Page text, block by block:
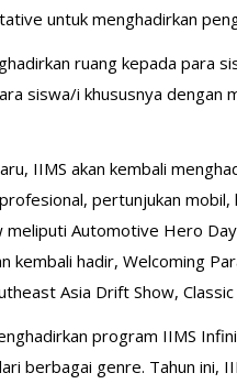
untuk menghadirkan
ruang kepada para
siswa/i khususnya dengan
IIMS akan kembali
pertunjukan mobil,
meliputi Automotive Hero
kembali hadir, Welcoming
Asia Drift Show,
program IIMS
berbagai genre. Tahun ini,